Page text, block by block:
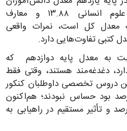
رشته ریاضی ۱۵، تجربی ۱۵.۶۱، علوم انسانی ۱۳.۸۸ و معارف
که معدل کل است، نمرات واقعی
کتبی تفاوت‌هایی دارد.
به معدل پایه دوازدهم که
دارد، دغدغه‌مند هستند، وقتی فقط
دروس تخصصی داوطلبان کنکور
ریاضی فیزیک کمتر از ۱۰ درصد بود حساس نبودند؛ هم‌اکنون
۱۱.۵ از ۲۰ یعنی ۵۷.۷ از ۱۰۰ درصد و تأثیر مستقیم در راهیابی به